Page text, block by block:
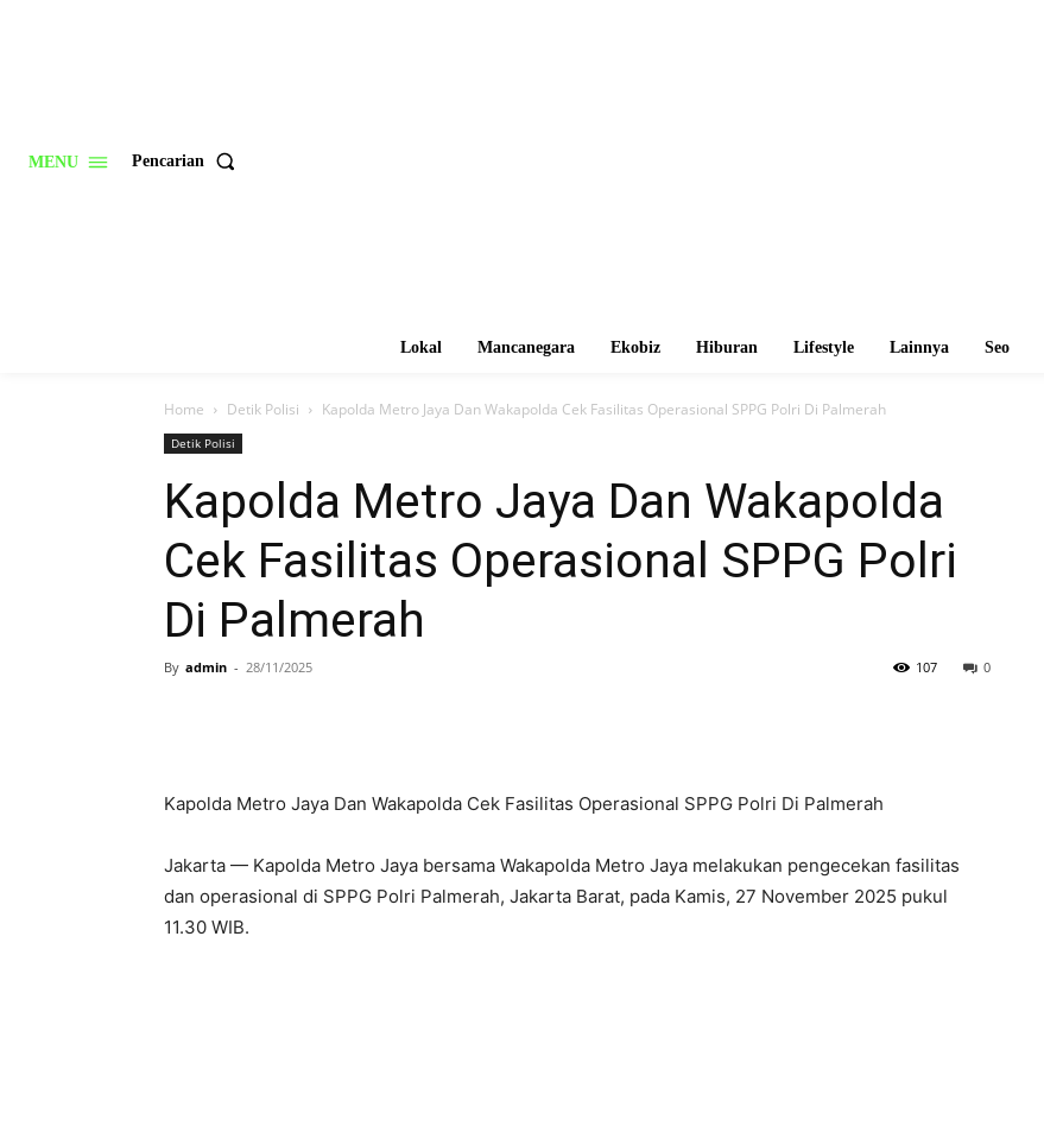
MENU Pencarian
Lokal Mancanegara Ekobiz Hiburan Lifestyle Lainnya Seo
Home Detik Polisi Kapolda Metro Jaya Dan Wakapolda Cek Fasilitas Operasional SPPG Polri Di Palmerah
Detik Polisi
Kapolda Metro Jaya Dan Wakapolda
Cek Fasilitas Operasional SPPG Polri
Di Palmerah
By admin - 28/11/2025 0
107
Kapolda Metro Jaya Dan Wakapolda Cek Fasilitas Operasional SPPG Polri Di Palmerah
Jakarta — Kapolda Metro Jaya bersama Wakapolda Metro Jaya melakukan pengecekan fasilitas
dan operasional di SPPG Polri Palmerah, Jakarta Barat, pada Kamis, 27 November 2025 pukul
11.30 WIB.